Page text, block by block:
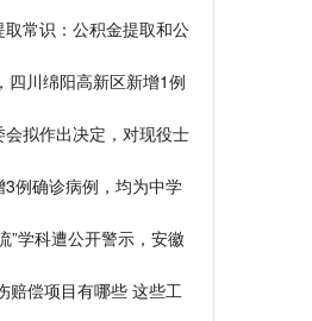
常识：公积金提取和公
四川绵阳高新区新增1例
拟作出决定，对现役士
3例确诊病例，均为中学
”学科遭公开警示，安徽
赔偿项目有哪些 这些工